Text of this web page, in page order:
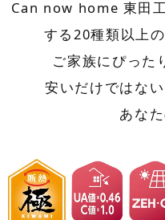
Can now home 東田
する20種類以上
ご家族にぴった
安いだけではな
あな